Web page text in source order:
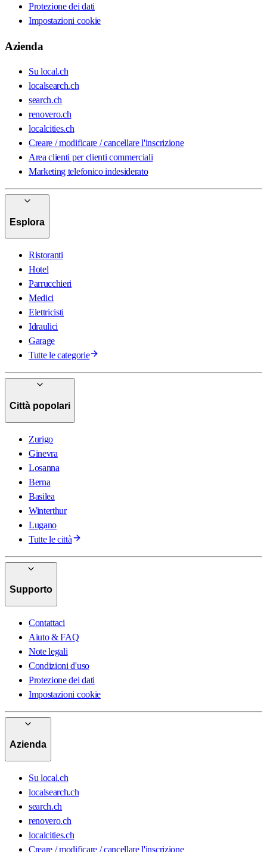
Protezione dei dati
Impostazioni cookie
Azienda
Su local.ch
localsearch.ch
search.ch
renovero.ch
localcities.ch
Creare / modificare / cancellare l'inscrizione
Area clienti per clienti commerciali
Marketing telefonico indesiderato
Esplora
Ristoranti
Hotel
Parrucchieri
Medici
Elettricisti
Idraulici
Garage
Tutte le categorie
Città popolari
Zurigo
Ginevra
Losanna
Berna
Basilea
Winterthur
Lugano
Tutte le città
Supporto
Contattaci
Aiuto & FAQ
Note legali
Condizioni d'uso
Protezione dei dati
Impostazioni cookie
Azienda
Su local.ch
localsearch.ch
search.ch
renovero.ch
localcities.ch
Creare / modificare / cancellare l'inscrizione